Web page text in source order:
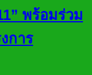
พร้อมร่วม
การ